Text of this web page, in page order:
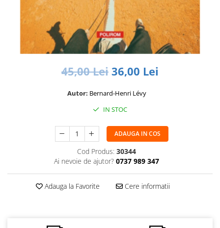
Științe Politice
Științe Sociale si Umaniste
45,00 Lei 36,00 Lei
Autor: Bernard-Henri Lévy
IN STOC
ADAUGA IN COS
Cod Produs: 30344
Ai nevoie de ajutor? 0737 989 347
Adauga la Favorite Cere informatii